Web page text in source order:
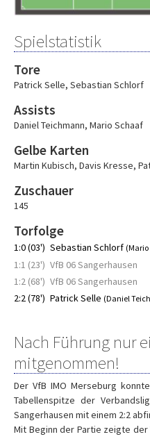
Spielstatistik
Tore
Patrick Selle, Sebastian Schlorf
Assists
Daniel Teichmann, Mario Schaaf
Gelbe Karten
Martin Kubisch, Davis Kresse,
Zuschauer
145
Torfolge
1:0 (03') Sebastian Schlorf
1:1 (23') VfB 06 Sangerhausen
1:2 (68') VfB 06 Sangerhausen
2:2 (78') Patrick Selle (Daniel
Nach Führung nur
mitgenommen!
Der VfB IMO Merseburg
Tabellenspitze der
Sangerhausen mit einem 2:2
Mit Beginn der Partie zeigte